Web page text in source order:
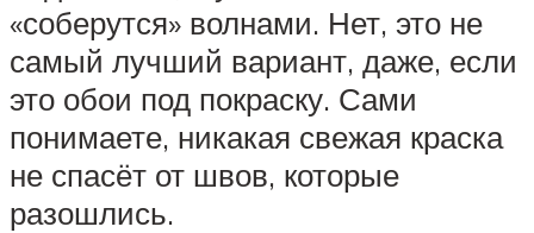
«соберутся» волнами. Нет, это не
самый лучший вариант, даже, если
это обои под покраску. Сами
понимаете, никакая свежая краска
не спасёт от швов, которые
разошлись.